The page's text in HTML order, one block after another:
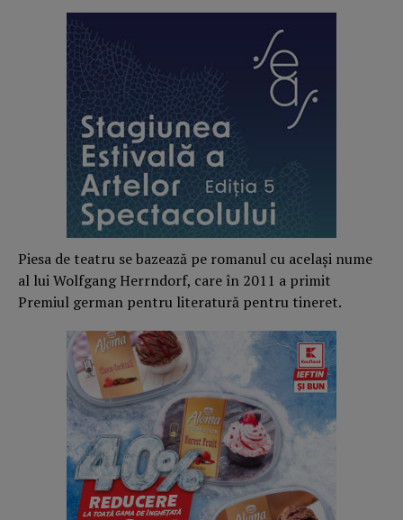
Piesa de teatru se bazează pe romanul cu același nume
al lui Wolfgang Herrndorf, care în 2011 a primit
Premiul german pentru literatură pentru tineret.